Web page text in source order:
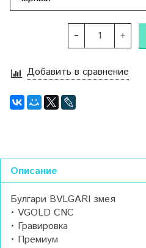
Добавить в сравнение
Описание
Булгари BVLGARI змея
• VGOLD CNC
• Гравировка
• Премиум